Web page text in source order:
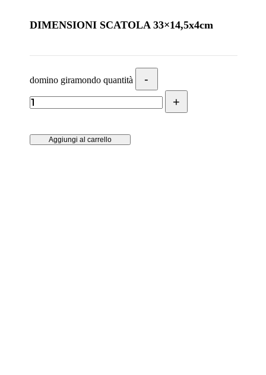
DIMENSIONI SCATOLA 33×14,5x4cm
domino giramondo quantità
Aggiungi al carrello